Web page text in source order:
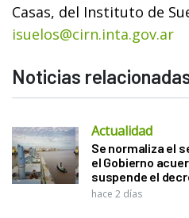
Casas, del Instituto de
isuelos@cirn.inta.gov.ar
Noticias
Actualidad
Se normaliza el
el Gobierno
suspende el
hace 2 días